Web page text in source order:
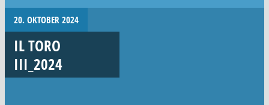
20. OKTOBER 2024
IL TORO
III_2024